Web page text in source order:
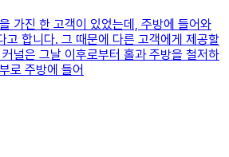
가진 한 고객이 있었는데, 주방에 들어와
고 합니다. 그 때문에 다른 고객에게 제공할
널은 그날 이후로부터 홀과 주방을 철저하
로 주방에 들어